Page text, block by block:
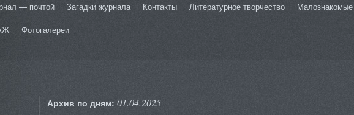
— почтой Загадки журнала Контакты Литературное творчество
Фотогалереи
Архив по дням: 01.04.2025